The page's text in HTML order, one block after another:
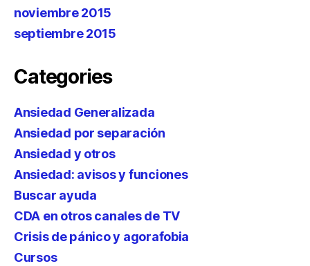
noviembre 2015
septiembre 2015
Categories
Ansiedad Generalizada
Ansiedad por separación
Ansiedad y otros
Ansiedad: avisos y funciones
Buscar ayuda
CDA en otros canales de TV
Crisis de pánico y agorafobia
Cursos